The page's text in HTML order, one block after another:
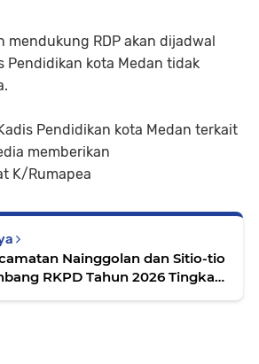
mendukung RDP akan dijadwal
Pendidikan kota Medan tidak
Pendidikan kota Medan terkait
memberikan
K/Rumapea
Nainggolan dan Sitio-tio
RKPD Tahun 2026 Tingkat